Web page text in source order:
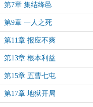
第7章 集结绛邑
第9章 一人之死
第11章 报应不爽
第13章 根本利益
第15章 五曹七屯
第17章 地狱开局